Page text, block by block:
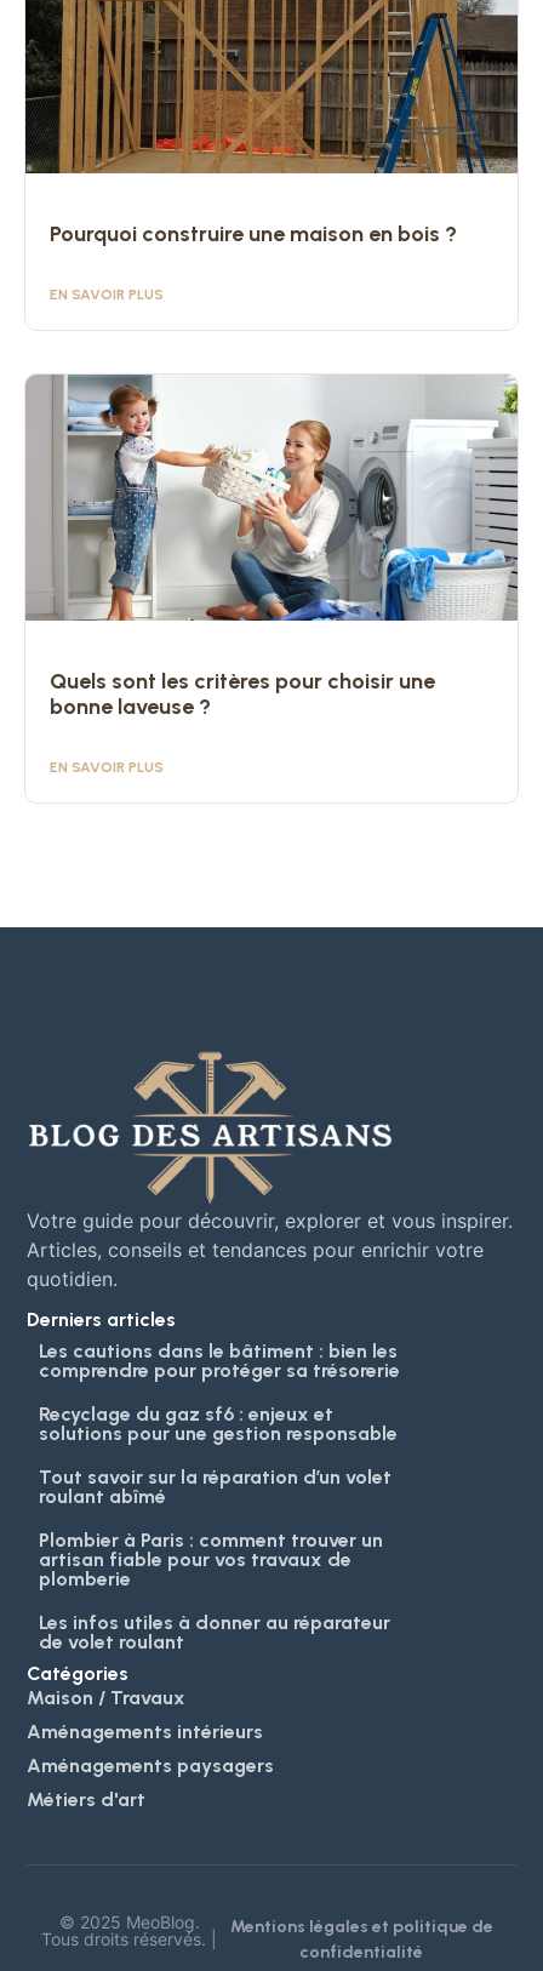
Pourquoi construire une maison en bois ?
EN SAVOIR PLUS
Quels sont les critères pour choisir une
bonne laveuse ?
EN SAVOIR PLUS
Votre guide pour découvrir, explorer et vous inspirer.
Articles, conseils et tendances pour enrichir votre
quotidien.
Derniers articles
Les cautions dans le bâtiment : bien les
comprendre pour protéger sa trésorerie
Recyclage du gaz sf6 : enjeux et
solutions pour une gestion responsable
Tout savoir sur la réparation d’un volet
roulant abîmé
Plombier à Paris : comment trouver un
artisan fiable pour vos travaux de
plomberie
Les infos utiles à donner au réparateur
de volet roulant
Catégories
Maison / Travaux
Aménagements intérieurs
Aménagements paysagers
Métiers d'art
© 2025 MeoBlog.
Tous droits réservés. |
Mentions légales et politique de
confidentialité